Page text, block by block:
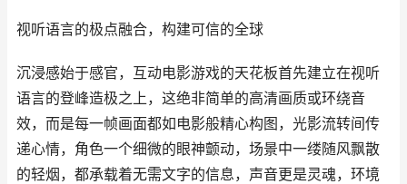
视听语言的极点融合，构建可信的全球
沉浸感始于感官，互动电影游戏的天花板首先建立在视听
语言的登峰造极之上，这绝非简单的高清画质或环绕音
效，而是每一帧画面都如电影般精心构图，光影流转间传
递心情，角色一个细微的眼神颤动，场景中一缕随风飘散
的轻烟，都承载着无需文字的信息，声音更是灵魂，环境